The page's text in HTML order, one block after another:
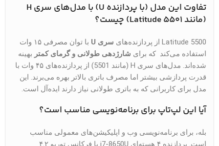
تفاوت این مدل (با پردازنده U) با مدل‌های سری H
(مانند Latitude 5501) چیست؟
Latitude 5500 از پردازنده‌های سری U
با توان مصرفی ۱۵ وات
استفاده می‌کند که برای شارژدهی طولانی و گرمای کمتر بهینه
شده‌اند. مدل‌های سری H (مانند 5501) از پردازنده‌های ۴۵ وات با
قدرت پردازشی بیشتر اما مصرف باتری بالاتر بهره می‌برند. این
مدل برای کاربرانی که به باتری طولانی نیاز دارند ایده‌آل است.
آیا این لپ‌تاپ برای برنامه‌نویسی مناسب است؟
بله، برای برنامه‌نویسی وب و اپلیکیشن‌های معمولی مناسب
است. پردازنده ۴ هسته‌ای i7-8650U با فرکانس توربو ۴.۲